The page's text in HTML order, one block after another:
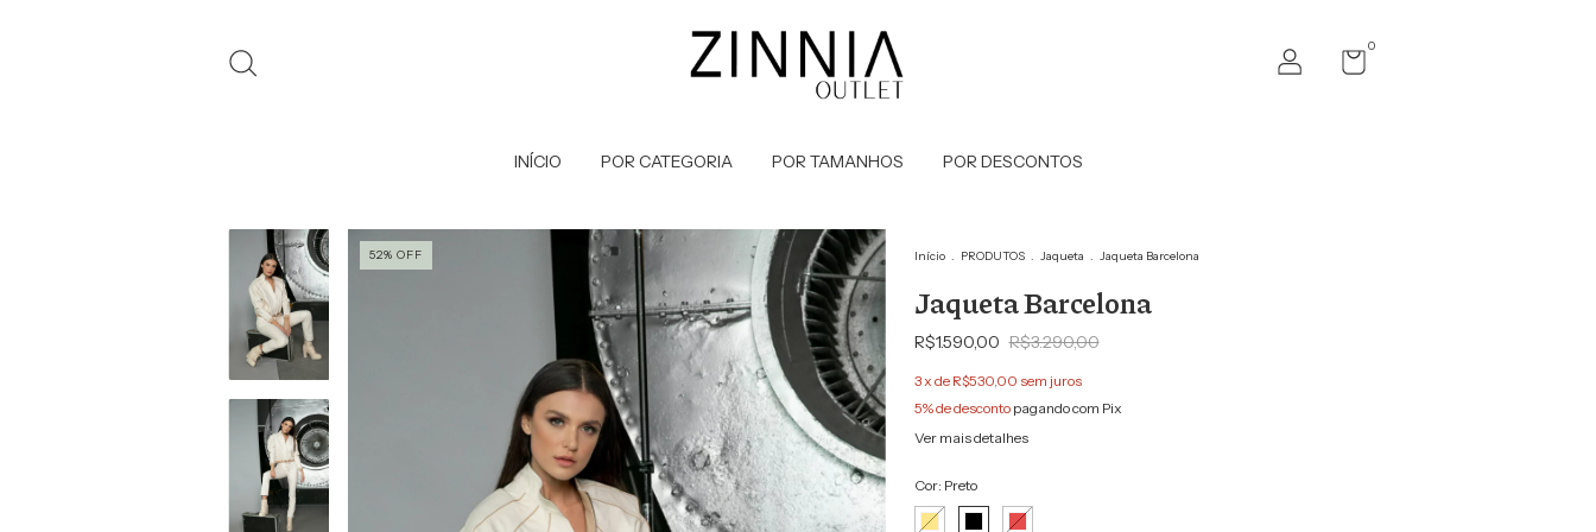
0
INÍCIO POR CATEGORIA POR TAMANHOS POR DESCONTOS
52% OFF Início . PRODUTOS . Jaqueta . Jaqueta Barcelona
Jaqueta Barcelona
R$1.590,00 R$3.290,00
3 x de R$530,00 sem juros
5% de descontopagando com Pix
Ver mais detalhes
Cor: Preto